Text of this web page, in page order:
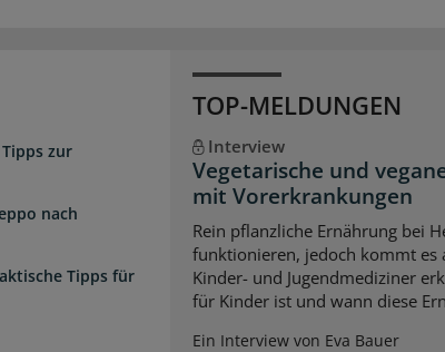
zur
nach
Tipps für
TOP-MELDUNGEN
Interview
Vegetarische und
mit Vorerkrankungen
Rein pflanzliche Ernährung bei
funktionieren, jedoch kommt es
Kinder- und Jugendmediziner
für Kinder ist und wann diese
Ein Interview von Eva Bauer